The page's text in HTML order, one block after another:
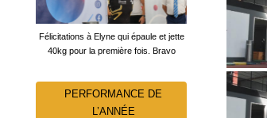
Félicitations à Elyne qui épaule et jette
40kg pour la première fois. Bravo
PERFORMANCE DE
L’ANNÉE